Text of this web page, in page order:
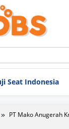
Indonesia
PT Mako Anugerah